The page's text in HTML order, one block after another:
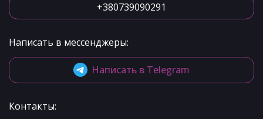
+380739090291
Написать в мессенджеры:
Написать в Telegram
Контакты: